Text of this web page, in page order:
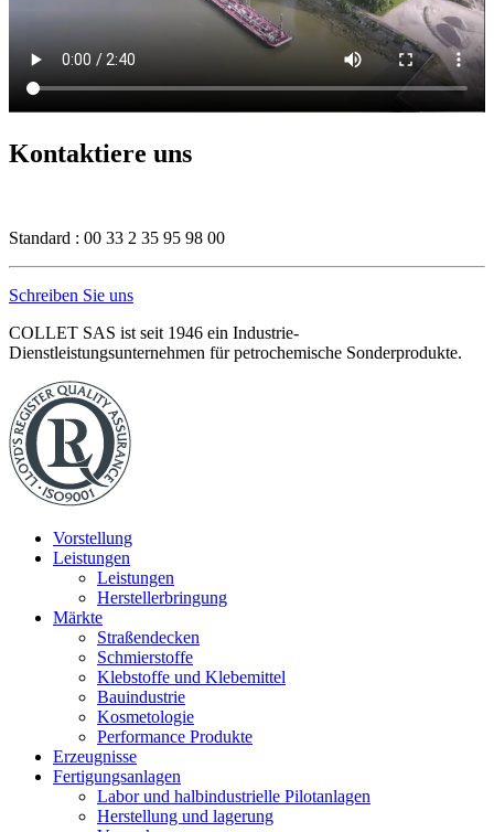
Kontaktiere uns
Standard : 00 33 2 35 95 98 00
Schreiben Sie uns
COLLET SAS ist seit 1946 ein Industrie-
Dienstleistungsunternehmen für petrochemische Sonderprodukte.
Vorstellung
Leistungen
Leistungen
Herstellerbringung
Märkte
Straßendecken
Schmierstoffe
Klebstoffe und Klebemittel
Bauindustrie
Kosmetologie
Performance Produkte
Erzeugnisse
Fertigungsanlagen
Labor und halbindustrielle Pilotanlagen
Herstellung und lagerung